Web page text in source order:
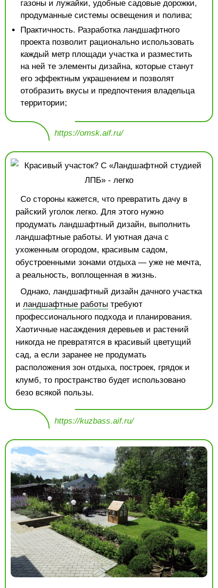
газоны и лужайки, удобные садовые дорожки,
продуманные системы освещения и полива;
Практичность. Разработка ландшафтного
проекта позволит рационально использовать
каждый метр площади участка и разместить
на ней те элементы дизайна, которые станут
его эффектным украшением и позволят
отобразить вкусы и предпочтения владельца
территории;
https://omsk.aif.ru/
Со стороны кажется, что превратить дачу в
райский уголок легко. Для этого нужно
продумать ландшафтный дизайн, выполнить
ландшафтные работы. И уютная дача с
ухоженным огородом, красивым садом,
обустроенными зонами отдыха — уже не мечта,
а реальность, воплощенная в жизнь.
Однако, ландшафтный дизайн дачного участка
и ландшафтные работы требуют
профессионального подхода и планирования.
Хаотичные насаждения деревьев и растений
никогда не превратятся в красивый цветущий
сад, а если заранее не продумать
расположения зон отдыха, построек, грядок и
клумб, то пространство будет использовано
безо всякой пользы.
https://kuzbass.aif.ru/